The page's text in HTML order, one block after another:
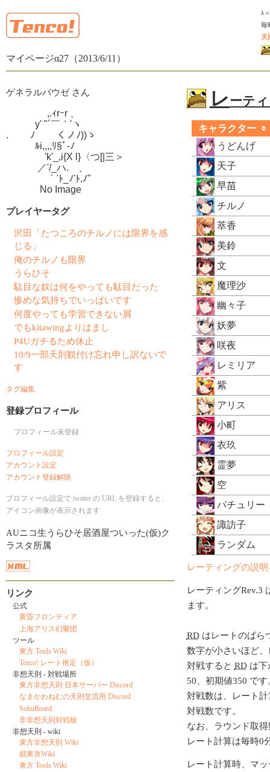
マイページα27（2013/6/11）
λ
毎
天
レ ーテ
キャラクター
うどんげ
天子
早苗
チルノ
萃香
美鈴
文
魔理沙
幽々子
妖夢
咲夜
レミリア
紫
アリス
小町
衣玖
霊夢
空
パチュリー
諏訪子
ランダム
レーティングの説
レーティングRev.3
ます。
RDはレートのばら
数字が小さいほど
対戦すると RDは下
50、初期値350 です
対戦数は、レート
対戦数です。
なお、ラウンド取
レート計算は毎時0
レート計算時、マ
ゲネラルパウゼ さん
,.ｨrｰr 、
y' "´￣｀'ヽ
.　　 ﾉ　　 くノﾉ))ゝ
ﾙi,,,,ﾘ§ﾟ-ﾉ
'k'_,i{X l}〈つ[|三＞
／'/_ハ.ゝ、
｀'ﾄ_ﾉ'ﾄ,ﾉ"
No Image
プレイヤータグ
沢田「たつころのチルノには限界を感
じる」
俺のチルノも限界
うらひそ
駄目な奴は何をやっても駄目だった
惨めな気持ちでいっぱいです
何度やっても学習できない屑
でもkitawingよりはまし
P4Uガチるため休止
10/9一部天則観付け忘れ申し訳ないで
す
タグ編集
登録プロフィール
プロフィール未登録
プロフィール設定
アカウント設定
アカウント登録解除
プロフィール設定で twitter の URL を登録すると、
アイコン画像が表示されます
AUニコ生うらひそ居酒屋ついった(仮)ク
ラスタ所属
リンク
公式
黄昏フロンティア
上海アリス幻樂団
ツール
東方 Tools Wiki
Tenco! レート推定（仮）
非想天則 - 対戦場所
東方非想天則 日本サーバー Discord
なまかわねむの天則交流用 Discord
SokuBoard
非非想天則対戦板
非想天則 - wiki
東方非想天則 Wiki
細東攻Wiki
東方 Tools Wiki